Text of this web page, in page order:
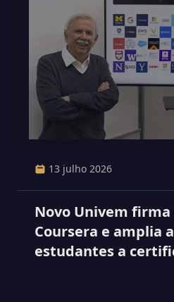
13 julho 2026
Novo Univem
Coursera e amplia
estudantes a